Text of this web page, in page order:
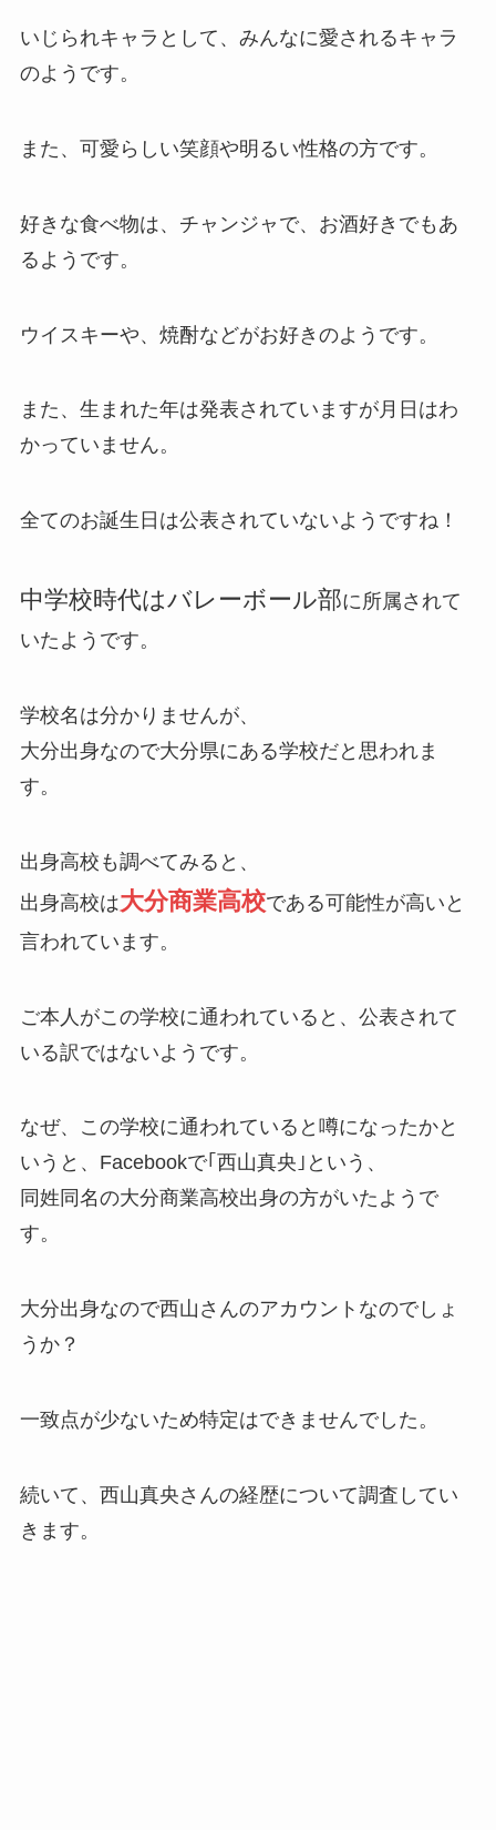
いじられキャラとして、みんなに愛されるキャラ
のようです。
また、可愛らしい笑顔や明るい性格の方です。
好きな食べ物は、チャンジャで、お酒好きでもあ
るようです。
ウイスキーや、焼酎などがお好きのようです。
また、生まれた年は発表されていますが月日はわ
かっていません。
全てのお誕生日は公表されていないようですね！
中学校時代はバレーボール部に所属されて
いたようです。
学校名は分かりませんが、
大分出身なので大分県にある学校だと思われま
す。
出身高校も調べてみると、
出身高校は大分商業高校である可能性が高いと
言われています。
ご本人がこの学校に通われていると、公表されて
いる訳ではないようです。
なぜ、この学校に通われていると噂になったかと
いうと、Facebookで｢西山真央｣という、
同姓同名の大分商業高校出身の方がいたようで
す。
大分出身なので西山さんのアカウントなのでしょ
うか？
一致点が少ないため特定はできませんでした。
続いて、西山真央さんの経歴について調査してい
きます。